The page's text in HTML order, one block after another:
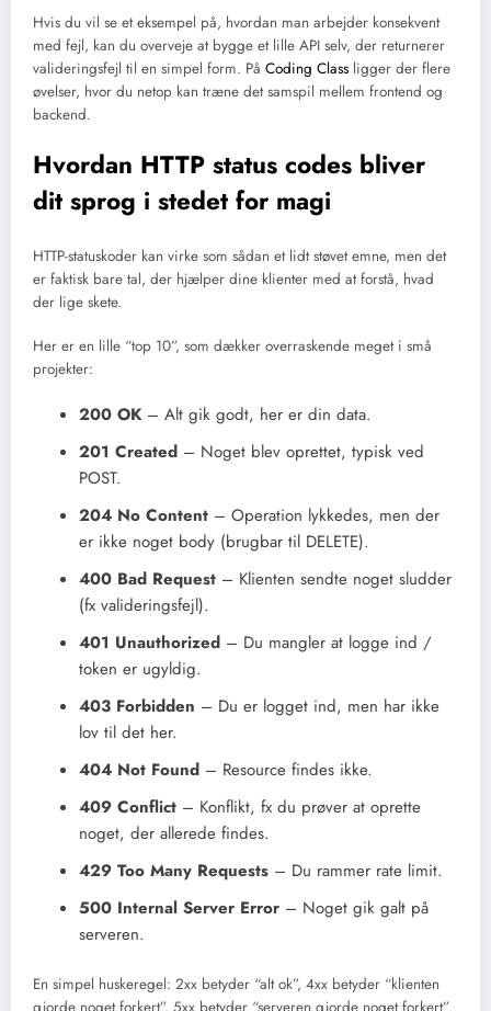
Hvis du vil se et eksempel på, hvordan man arbejder konsekvent
med fejl, kan du overveje at bygge et lille API selv, der returnerer
valideringsfejl til en simpel form. På Coding Class ligger der flere
øvelser, hvor du netop kan træne det samspil mellem frontend og
backend.
Hvordan HTTP status codes bliver
dit sprog i stedet for magi
HTTP-statuskoder kan virke som sådan et lidt støvet emne, men det
er faktisk bare tal, der hjælper dine klienter med at forstå, hvad
der lige skete.
Her er en lille “top 10”, som dækker overraskende meget i små
projekter:
200 OK– Alt gik godt, her er din data.
201 Created – Noget blev oprettet, typisk ved
POST.
204 No Content – Operation lykkedes, men der
er ikke noget body (brugbar til DELETE).
400 Bad Request – Klienten sendte noget sludder
(fx valideringsfejl).
401 Unauthorized – Du mangler at logge ind /
token er ugyldig.
403 Forbidden – Du er logget ind, men har ikke
lov til det her.
404 Not Found – Resource findes ikke.
409 Conflict – Konflikt, fx du prøver at oprette
noget, der allerede findes.
429 Too Many Requests – Du rammer rate limit.
500 Internal Server Error – Noget gik galt på
serveren.
En simpel huskeregel: 2xx betyder “alt ok”, 4xx betyder “klienten
gjorde noget forkert”, 5xx betyder “serveren gjorde noget forkert”.